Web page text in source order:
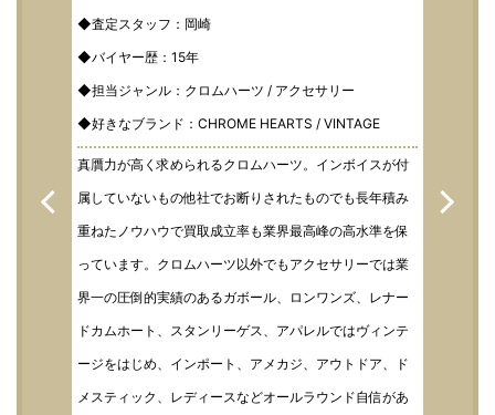
◆査定スタッフ：岡崎
◆バイヤー歴：15年
◆担当ジャンル：クロムハーツ / アクセサリー
◆好きなブランド：CHROME HEARTS / VINTAGE
真贋力が高く求められるクロムハーツ。インボイスが付
属していないもの他社でお断りされたものでも長年積み
重ねたノウハウで買取成立率も業界最高峰の高水準を保
っています。クロムハーツ以外でもアクセサリーでは業
界一の圧倒的実績のあるガボール、ロンワンズ、レナー
ドカムホート、スタンリーゲス、アパレルではヴィンテ
ージをはじめ、インポート、アメカジ、アウトドア、ド
メスティック、レディースなどオールラウンド自信があ